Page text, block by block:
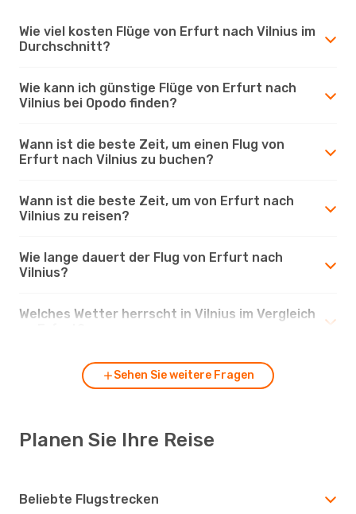
Wie viel kosten Flüge von Erfurt nach Vilnius im
Durchschnitt?
Wie kann ich günstige Flüge von Erfurt nach
Vilnius bei Opodo finden?
Wann ist die beste Zeit, um einen Flug von
Erfurt nach Vilnius zu buchen?
Wann ist die beste Zeit, um von Erfurt nach
Vilnius zu reisen?
Wie lange dauert der Flug von Erfurt nach
Vilnius?
Welches Wetter herrscht in Vilnius im Vergleich
Sehen Sie weitere Fragen
Planen Sie Ihre Reise
Beliebte Flugstrecken